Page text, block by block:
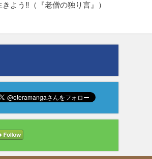
きよう‼️（『老僧の独り言』）